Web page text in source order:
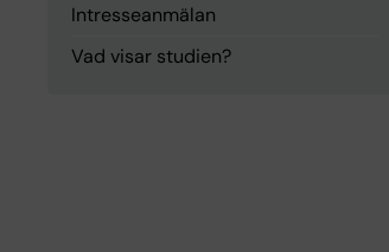
Intresseanmälan
Vad visar studien?